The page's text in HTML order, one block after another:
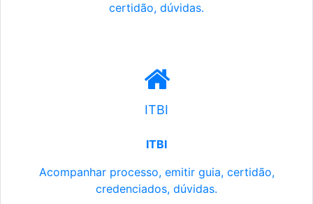
certidão, dúvidas.
ITBI
ITBI
Acompanhar processo, emitir guia, certidão,
credenciados, dúvidas.